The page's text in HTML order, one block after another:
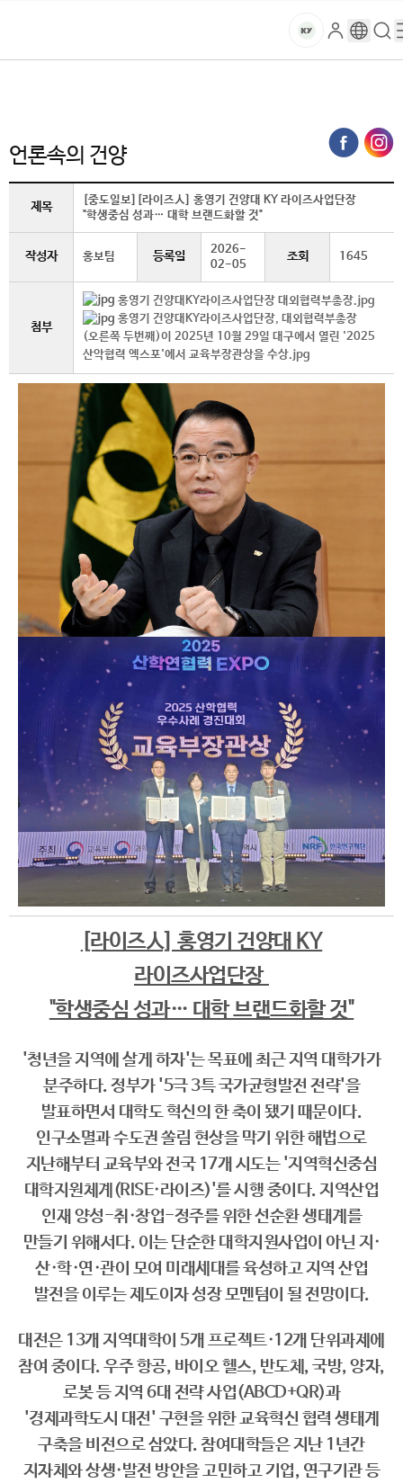
건
대
학
교
마
로
그
구
글
검
색
메
뉴
언론속의 건양
제목
[중도일보][라이즈人] 홍영기 건양대 KY 라이즈사업단장
"학생중심 성과… 대학 브랜드화할 것"
작성자 홍보팀 등록일
2026-
02-05
조회 1645
첨부
홍영기 건양대KY라이즈사업단장 대외협력부총장.jpg
홍영기 건양대KY라이즈사업단장, 대외협력부총장
(오른쪽 두번째)이 2025년 10월 29일 대구에서 열린 '2025
산악협력 엑스포'에서 교육부장관상을 수상.jpg
[라이즈人] 홍영기 건양대 KY
라이즈사업단장
"학생중심 성과… 대학 브랜드화할 것"
'청년을 지역에 살게 하자'는 목표에 최근 지역 대학가가
분주하다. 정부가 '5극 3특 국가균형발전 전략'을
발표하면서 대학도 혁신의 한 축이 됐기 때문이다.
인구소멸과 수도권 쏠림 현상을 막기 위한 해법으로
지난해부터 교육부와 전국 17개 시도는 '지역혁신중심
대학지원체계(RISE·라이즈)'를 시행 중이다. 지역산업
인재 양성-취·창업-정주를 위한 선순환 생태계를
만들기 위해서다. 이는 단순한 대학지원사업이 아닌 지·
산·학·연·관이 모여 미래세대를 육성하고 지역 산업
발전을 이루는 제도이자 성장 모멘텀이 될 전망이다.
대전은 13개 지역대학이 5개 프로젝트·12개 단위과제에
참여 중이다. 우주 항공, 바이오 헬스, 반도체, 국방, 양자,
로봇 등 지역 6대 전략 사업(ABCD+QR)과
'경제과학도시 대전' 구현을 위한 교육혁신 협력 생태계
구축을 비전으로 삼았다. 참여대학들은 지난 1년간
지자체와 상생·발전 방안을 고민하고 기업, 연구기관 등